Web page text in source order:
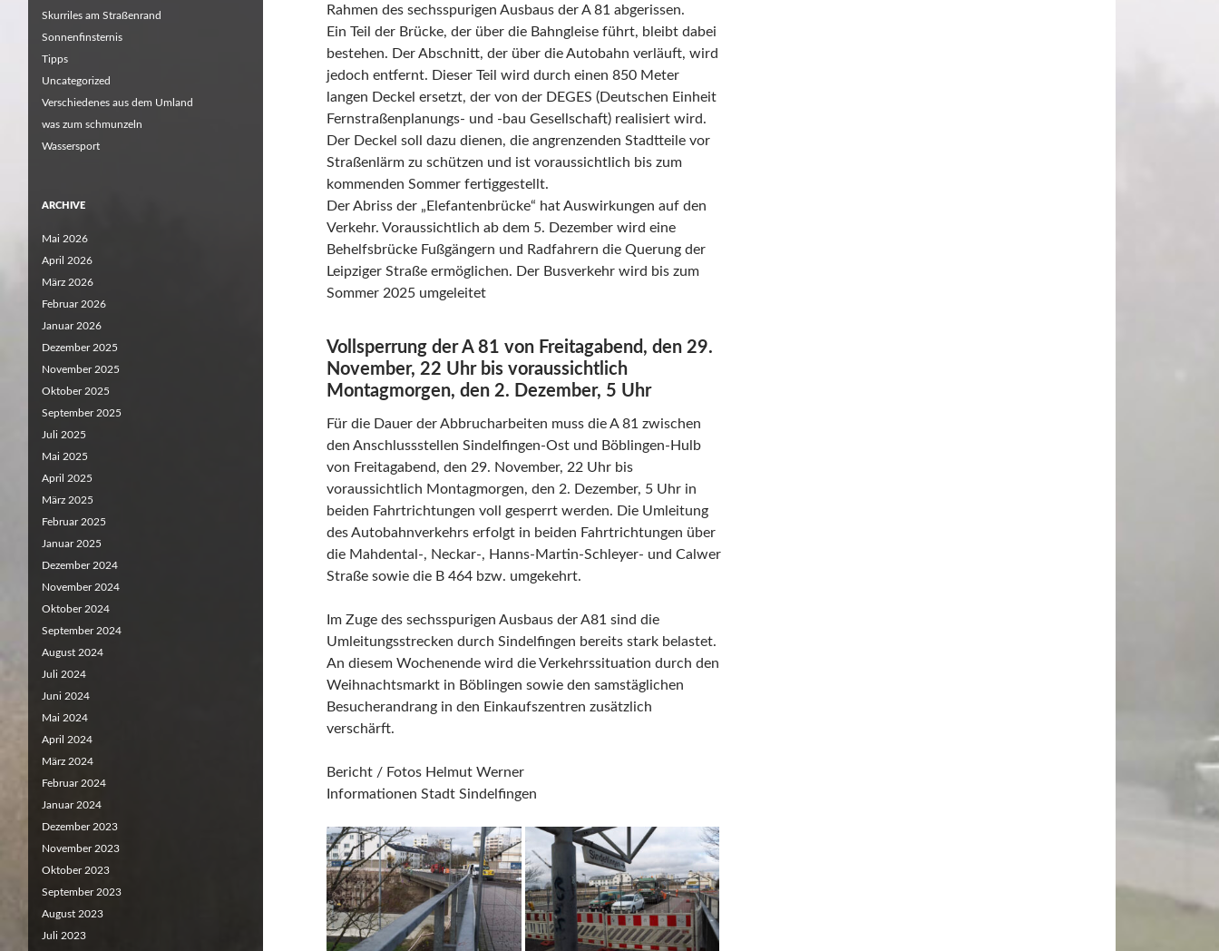
Rahmen des sechsspurigen Ausbaus der A 81 abgerissen.
Ein Teil der Brücke, der über die Bahngleise führt, bleibt dabei
bestehen. Der Abschnitt, der über die Autobahn verläuft, wird
jedoch entfernt. Dieser Teil wird durch einen 850 Meter
langen Deckel ersetzt, der von der DEGES (Deutschen Einheit
Fernstraßenplanungs- und -bau Gesellschaft) realisiert wird.
Der Deckel soll dazu dienen, die angrenzenden Stadtteile vor
Straßenlärm zu schützen und ist voraussichtlich bis zum
kommenden Sommer fertiggestellt.
Der Abriss der „Elefantenbrücke“ hat Auswirkungen auf den
Verkehr. Voraussichtlich ab dem 5. Dezember wird eine
Behelfsbrücke Fußgängern und Radfahrern die Querung der
Leipziger Straße ermöglichen. Der Busverkehr wird bis zum
Sommer 2025 umgeleitet
Vollsperrung der A 81 von Freitagabend, den 29.
November, 22 Uhr bis voraussichtlich
Montagmorgen, den 2. Dezember, 5 Uhr
Für die Dauer der Abbrucharbeiten muss die A 81 zwischen
den Anschlussstellen Sindelfingen-Ost und Böblingen-Hulb
von Freitagabend, den 29. November, 22 Uhr bis
voraussichtlich Montagmorgen, den 2. Dezember, 5 Uhr in
beiden Fahrtrichtungen voll gesperrt werden. Die Umleitung
des Autobahnverkehrs erfolgt in beiden Fahrtrichtungen über
die Mahdental-, Neckar-, Hanns-Martin-Schleyer- und Calwer
Straße sowie die B 464 bzw. umgekehrt.
Im Zuge des sechsspurigen Ausbaus der A81 sind die
Umleitungsstrecken durch Sindelfingen bereits stark belastet.
An diesem Wochenende wird die Verkehrssituation durch den
Weihnachtsmarkt in Böblingen sowie den samstäglichen
Besucherandrang in den Einkaufszentren zusätzlich
verschärft.
Bericht / Fotos Helmut Werner
Informationen Stadt Sindelfingen
Skurriles am Straßenrand
Sonnenfinsternis
Tipps
Uncategorized
Verschiedenes aus dem Umland
was zum schmunzeln
Wassersport
ARCHIVE
Mai 2026
April 2026
März 2026
Februar 2026
Januar 2026
Dezember 2025
November 2025
Oktober 2025
September 2025
Juli 2025
Mai 2025
April 2025
März 2025
Februar 2025
Januar 2025
Dezember 2024
November 2024
Oktober 2024
September 2024
August 2024
Juli 2024
Juni 2024
Mai 2024
April 2024
März 2024
Februar 2024
Januar 2024
Dezember 2023
November 2023
Oktober 2023
September 2023
August 2023
Juli 2023